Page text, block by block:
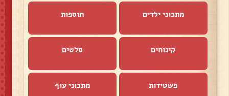
מתכוני ילדים תוספות
קינוחים סלטים
פשטידות מתכוני עוף